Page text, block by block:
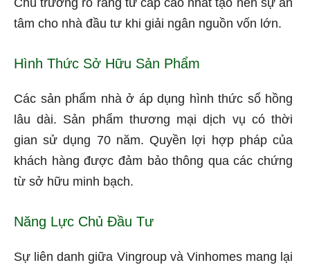
Chủ trương rõ ràng từ cấp cao nhất tạo nên sự an
tâm cho nhà đầu tư khi giải ngân nguồn vốn lớn.
Hình Thức Sở Hữu Sản Phẩm
Các sản phẩm nhà ở áp dụng hình thức sổ hồng
lâu dài. Sản phẩm thương mại dịch vụ có thời
gian sử dụng 70 năm. Quyền lợi hợp pháp của
khách hàng được đảm bảo thông qua các chứng
từ sở hữu minh bạch.
Năng Lực Chủ Đầu Tư
Sự liên danh giữa Vingroup và Vinhomes mang lại